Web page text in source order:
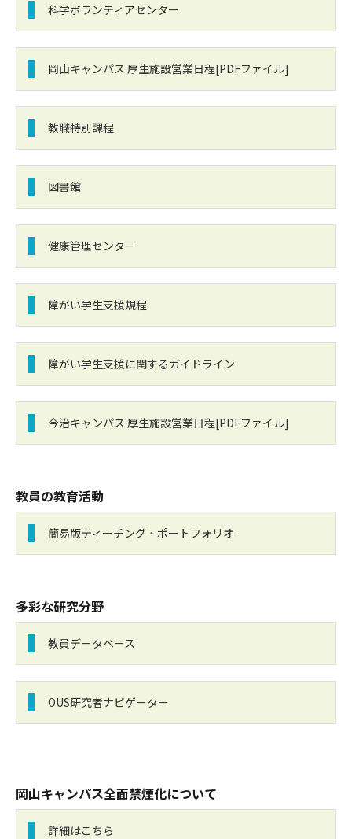
科学ボランティアセンター
岡山キャンパス 厚生施設営業日程[PDFファイル]
教職特別課程
図書館
健康管理センター
障がい学生支援規程
障がい学生支援に関するガイドライン
今治キャンパス 厚生施設営業日程[PDFファイル]
教員の教育活動
簡易版ティーチング・ポートフォリオ
多彩な研究分野
教員データベース
OUS研究者ナビゲーター
岡山キャンパス全面禁煙化について
詳細はこちら